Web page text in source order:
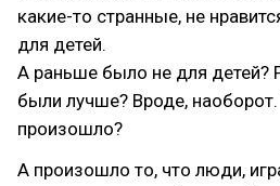
какие-то странные, не
для детей.
А раньше было не для детей?
были лучше? Вроде, наоборот.
произошло?
А произошло то, что люди,